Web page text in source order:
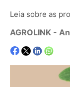
Leia sobre as
AGROLINK -